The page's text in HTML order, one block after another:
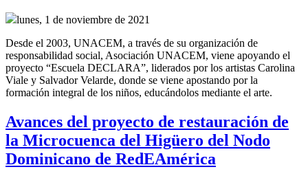
lunes, 1 de noviembre de 2021
Desde el 2003, UNACEM, a través de su organización de
responsabilidad social, Asociación UNACEM, viene apoyando el
proyecto “Escuela DECLARA”, liderados por los artistas Carolina
Viale y Salvador Velarde, donde se viene apostando por la
formación integral de los niños, educándolos mediante el arte.
Avances del proyecto de restauración de
la Microcuenca del Higüero del Nodo
Dominicano de RedEAmérica